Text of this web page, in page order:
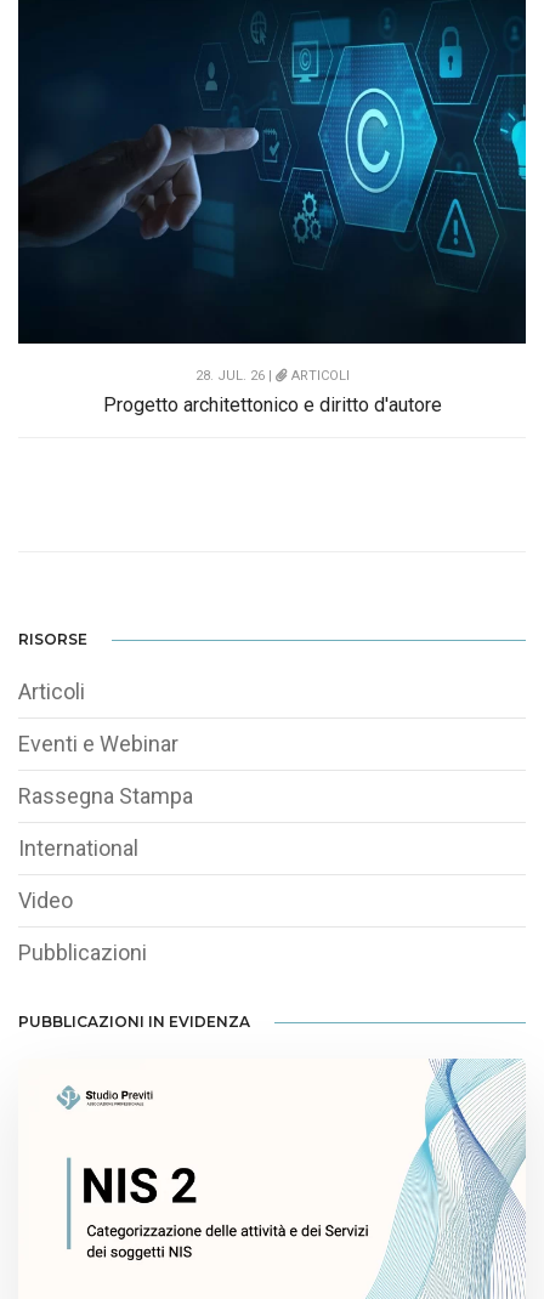
28. JUL. 26 | ARTICOLI
Progetto architettonico e diritto d'autore
RISORSE
Articoli
Eventi e Webinar
Rassegna Stampa
International
Video
Pubblicazioni
PUBBLICAZIONI IN EVIDENZA